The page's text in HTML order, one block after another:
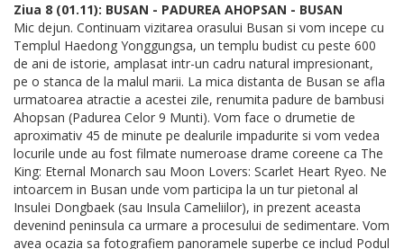
Ziua 8 (01.11): BUSAN - PADUREA AHOPSAN - BUSAN
Mic dejun. Continuam vizitarea orasului Busan si vom incepe cu
Templul Haedong Yonggungsa, un templu budist cu peste 600
de ani de istorie, amplasat intr-un cadru natural impresionant,
pe o stanca de la malul marii. La mica distanta de Busan se afla
urmatoarea atractie a acestei zile, renumita padure de bambusi
Ahopsan (Padurea Celor 9 Munti). Vom face o drumetie de
aproximativ 45 de minute pe dealurile impadurite si vom vedea
locurile unde au fost filmate numeroase drame coreene ca The
King: Eternal Monarch sau Moon Lovers: Scarlet Heart Ryeo. Ne
intoarcem in Busan unde vom participa la un tur pietonal al
Insulei Dongbaek (sau Insula Cameliilor), in prezent aceasta
devenind peninsula ca urmare a procesului de sedimentare. Vom
avea ocazia sa fotografiem panoramele superbe ce includ Podul